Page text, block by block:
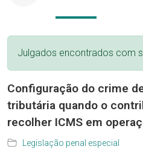
Julgados encontrados com
Configuração do crime
tributária quando o
recolher ICMS em
Legislação penal especial